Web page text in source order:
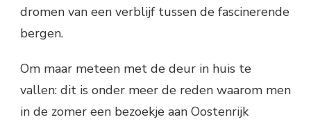
dromen van een verblijf tussen de fascinerende
bergen.
Om maar meteen met de deur in huis te
vallen: dit is onder meer de reden waarom men
in de zomer een bezoekje aan Oostenrijk